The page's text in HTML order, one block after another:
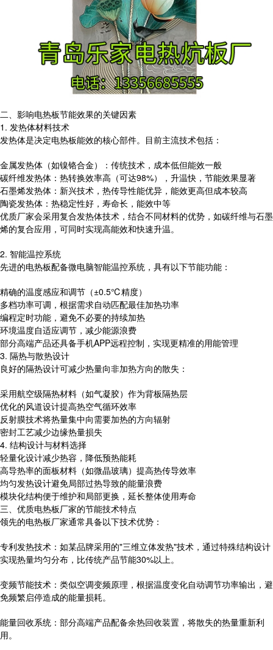
二、影响电热板节能效果的关键因素
1. 发热体材料技术
发热体是决定电热板能效的核心部件。目前主流技术包括：
金属发热体（如镍铬合金）：传统技术，成本低但能效一般
碳纤维发热体：热转换效率高（可达98%），升温快，节能效果显著
石墨烯发热体：新兴技术，热传导性能优异，能效更高但成本较高
陶瓷发热体：热稳定性好，寿命长，能效中等
优质厂家会采用复合发热体技术，结合不同材料的优势，如碳纤维与石墨
烯的复合应用，可同时实现高能效和快速升温。
2. 智能温控系统
先进的电热板配备微电脑智能温控系统，具有以下节能功能：
精确的温度感应和调节（±0.5℃精度）
多档功率可调，根据需求自动匹配最佳加热功率
编程定时功能，避免不必要的持续加热
环境温度自适应调节，减少能源浪费
部分高端产品还具备手机APP远程控制，实现更精准的用能管理
3. 隔热与散热设计
良好的隔热设计可减少热量向非加热方向的散失：
采用航空级隔热材料（如气凝胶）作为背板隔热层
优化的风道设计提高热空气循环效率
反射膜技术将热量集中向需要加热的方向辐射
密封工艺减少边缘热量损失
4. 结构设计与材料选择
轻量化设计减少热容，降低预热能耗
高导热率的面板材料（如微晶玻璃）提高热传导效率
均匀发热设计避免局部过热导致的能量浪费
模块化结构便于维护和局部更换，延长整体使用寿命
三、优质电热板厂家的节能技术特点
领先的电热板厂家通常具备以下技术优势：
专利发热技术：如某品牌采用的"三维立体发热"技术，通过特殊结构设计
实现热量均匀分布，比传统产品节能30%以上。
变频节能技术：类似空调变频原理，根据温度变化自动调节功率输出，避
免频繁启停造成的能量损耗。
能量回收系统：部分高端产品配备余热回收装置，将散失的热量重新利
用。